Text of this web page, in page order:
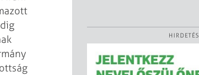
HIRDETÉS